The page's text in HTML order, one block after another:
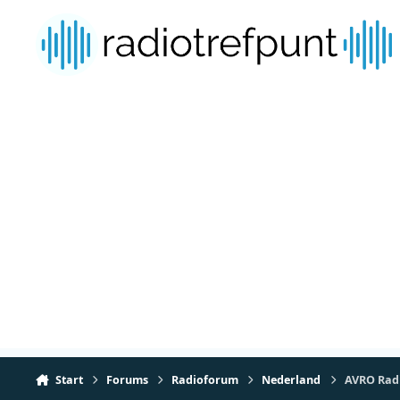
Start Forums Radioforum Nederland AVRO